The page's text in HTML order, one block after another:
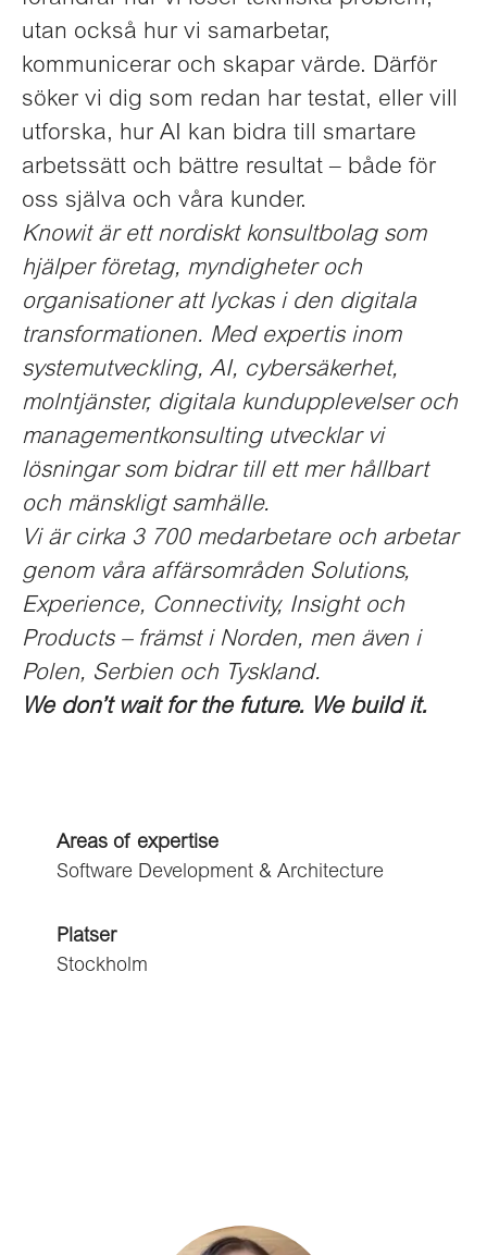
utan också hur vi samarbetar,
kommunicerar och skapar värde. Därför
söker vi dig som redan har testat, eller vill
utforska, hur AI kan bidra till smartare
arbetssätt och bättre resultat – både för
oss själva och våra kunder.
Knowit är ett nordiskt konsultbolag som
hjälper företag, myndigheter och
organisationer att lyckas i den digitala
transformationen. Med expertis inom
systemutveckling, AI, cybersäkerhet,
molntjänster, digitala kundupplevelser och
managementkonsulting utvecklar vi
lösningar som bidrar till ett mer hållbart
och mänskligt samhälle.
Vi är cirka 3 700 medarbetare och arbetar
genom våra affärsområden Solutions,
Experience, Connectivity, Insight och
Products – främst i Norden, men även i
Polen, Serbien och Tyskland.
We don’t wait for the future. We build it.
Areas of expertise
Software Development & Architecture
Platser
Stockholm